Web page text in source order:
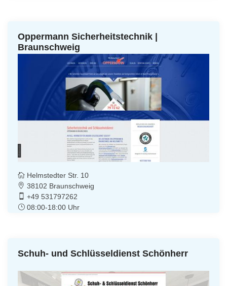
Oppermann Sicherheitstechnik |
Braunschweig
Helmstedter Str. 10
38102 Braunschweig
+49 531797262
08:00-18:00 Uhr
Schuh- und Schlüsseldienst Schönherr